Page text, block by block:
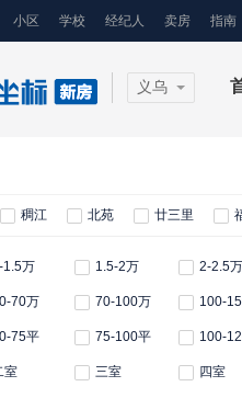
小区 学校 经纪人 卖房 指南
义乌
稠江 北苑 廿三里
1.5万 1.5-2万 2-2.5万
70万 70-100万 100-
75平 75-100平 100-
室 三室 四室